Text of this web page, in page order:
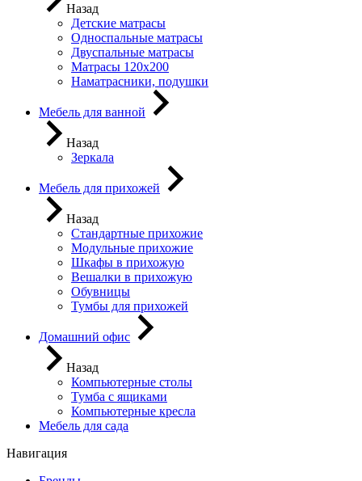
Назад
Детские матрасы
Односпальные матрасы
Двуспальные матрасы
Матрасы 120х200
Наматрасники, подушки
Мебель для ванной
Назад
Зеркала
Мебель для прихожей
Назад
Стандартные прихожие
Модульные прихожие
Шкафы в прихожую
Вешалки в прихожую
Обувницы
Тумбы для прихожей
Домашний офис
Назад
Компьютерные столы
Тумба с ящиками
Компьютерные кресла
Мебель для сада
Навигация